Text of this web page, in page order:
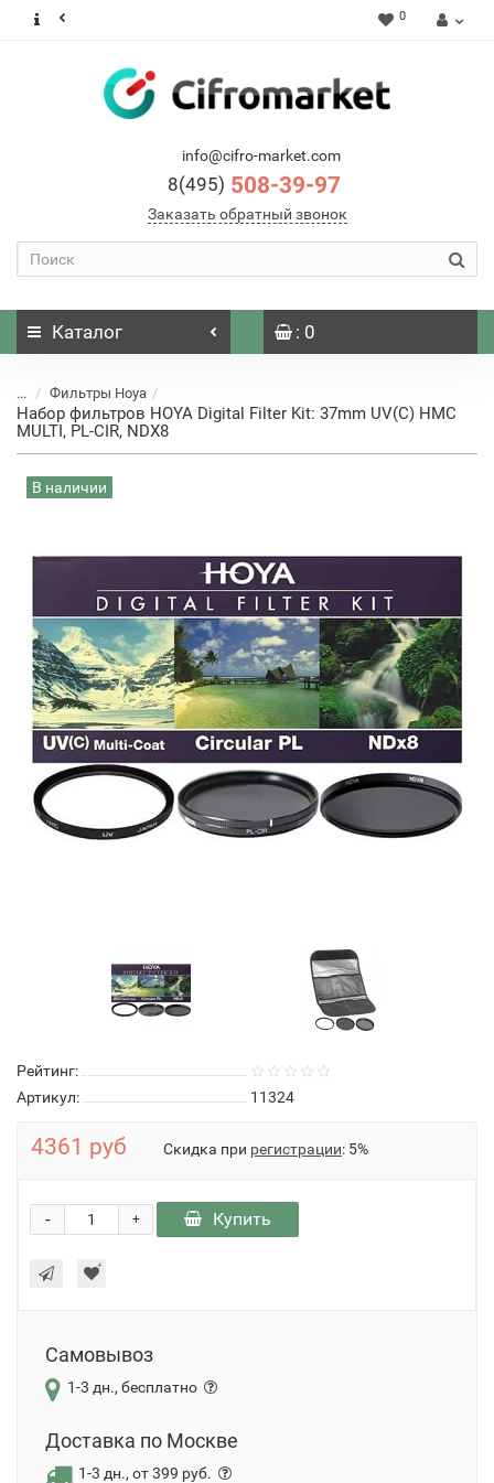
0
info@cifro-market.com
8(495) 508-39-97
Заказать обратный звонок
Каталог : 0
... Фильтры Hoya
Набор фильтров HOYA Digital Filter Kit: 37mm UV(C) HMC
MULTI, PL-CIR, NDX8
В наличии
Рейтинг:
Артикул:
11324
4361 руб Скидка при регистрации: 5%
+
- Купить
Самовывоз
1-3 дн., бесплатно
Доставка по Москве
1-3 дн., от 399 руб.